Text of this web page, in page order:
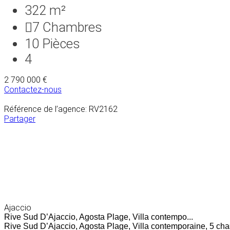
322 m²
7 Chambres
10 Pièces
4
2 790 000 €
Contactez-nous
Référence de l’agence: RV2162
Partager
Ajaccio
Rive Sud D’Ajaccio, Agosta Plage, Villa contempo...
Rive Sud D’Ajaccio, Agosta Plage, Villa contemporaine, 5